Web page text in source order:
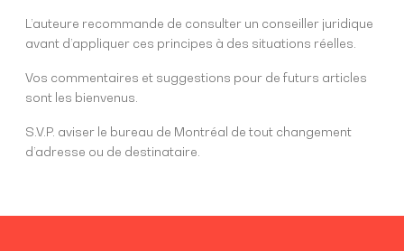
L’auteure recommande de consulter un conseiller juridique
avant d’appliquer ces principes à des situations réelles.
Vos commentaires et suggestions pour de futurs articles
sont les bienvenus.
S.V.P. aviser le bureau de Montréal de tout changement
d’adresse ou de destinataire.